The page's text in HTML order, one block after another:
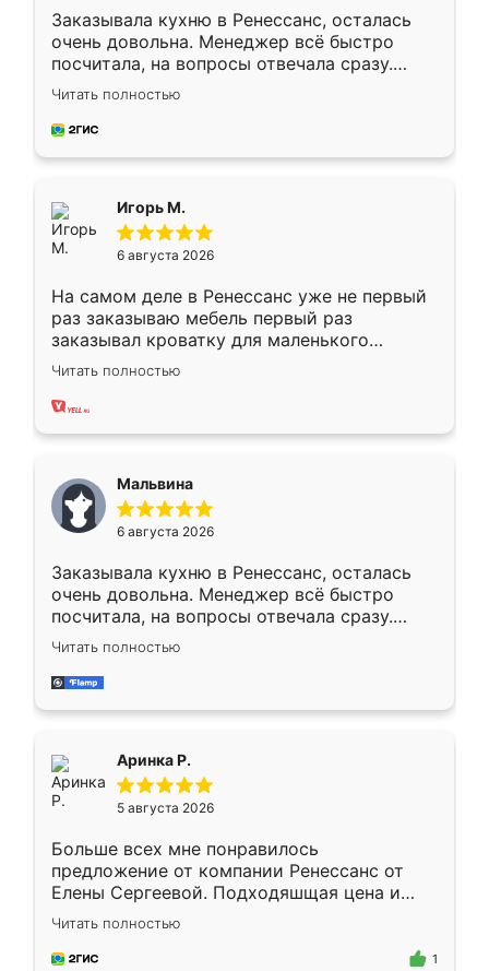
Заказывала кухню в Ренессанс, осталась
очень довольна. Менеджер всё быстро
посчитала, на вопросы отвечала сразу.
Замерщик приехал в субботу, подошёл к
делу со всей ответственностью. Собрали
за день, ребята работали аккуратно, даже
Читать полностью
Игорь М.
6 августа 2026
На самом деле в Ренессанс уже не первый
раз заказываю мебель первый раз
заказывал кроватку для маленького
ребёнка при его рождении ,во второй раз
заказал шкаф-купе. По качеству очень
хорошее сборка достаточно быстрая,
меньше, здесь же он более разнообразный.
Мне нравится ,если что-то потребуется из
мебели буду заказывать только здесь.
Читать полностью
Мальвина
6 августа 2026
Заказывала кухню в Ренессанс, осталась
очень довольна. Менеджер всё быстро
посчитала, на вопросы отвечала сразу.
Замерщик приехал в субботу, подошёл к
делу со всей ответственностью. Собрали
за день, ребята работали аккуратно, даже
Читать полностью
Аринка Р.
5 августа 2026
Больше всех мне понравилось
предложение от компании Ренессанс от
Елены Сергеевой. Подходяшщая цена и
короткие сроки изготовления. Приехавший
для замера сотрудник Владислав
предложил по моему эскизу самый
Читать полностью
1